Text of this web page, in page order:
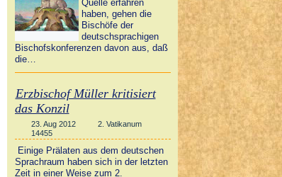
Quelle erfahren
haben, gehen die
Bischöfe der
deutschsprachigen
Bischofskonferenzen davon aus, daß
die…
Erzbischof Müller kritisiert
das Konzil
23. Aug 2012
2. Vatikanum
14455
Einige Prälaten aus dem deutschen
Sprachraum haben sich in der letzten
Zeit in einer Weise zum 2.